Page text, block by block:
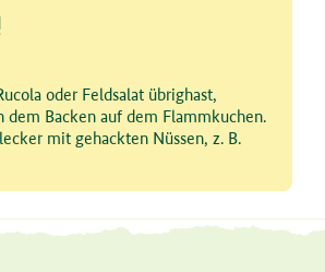
oder Feldsalat übrighast,
dem Backen auf dem Flammkuchen.
mit gehackten Nüssen, z. B.